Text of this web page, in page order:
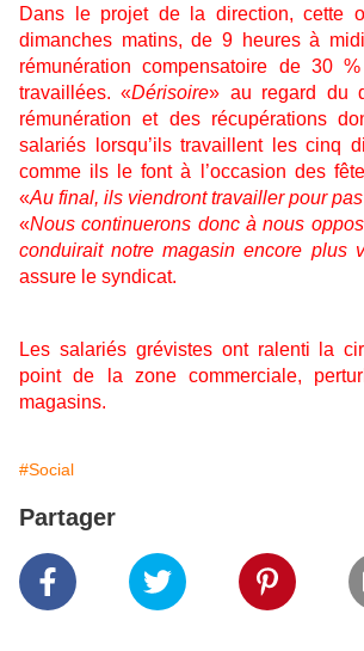
Dans le projet de la direction, cette
dimanches matins, de 9 heures à
rémunération compensatoire de 30
travaillées. «Dérisoire» au regard du
rémunération et des récupérations
salariés lorsqu’ils travaillent les cinq
comme ils le font à l’occasion des
«Au final, ils viendront travailler pour
«Nous continuerons donc à nous
conduirait notre magasin encore plus
assure le syndicat.
Les salariés grévistes ont ralenti la
point de la zone commerciale,
magasins.
#Social
Partager